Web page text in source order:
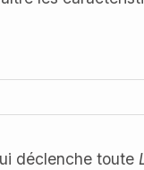
déclenche toute